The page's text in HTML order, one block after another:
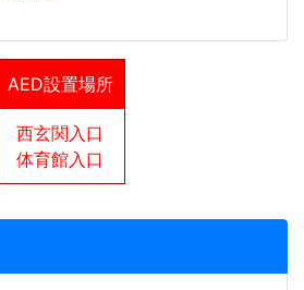
AED設置場所
西玄関入口
体育館入口